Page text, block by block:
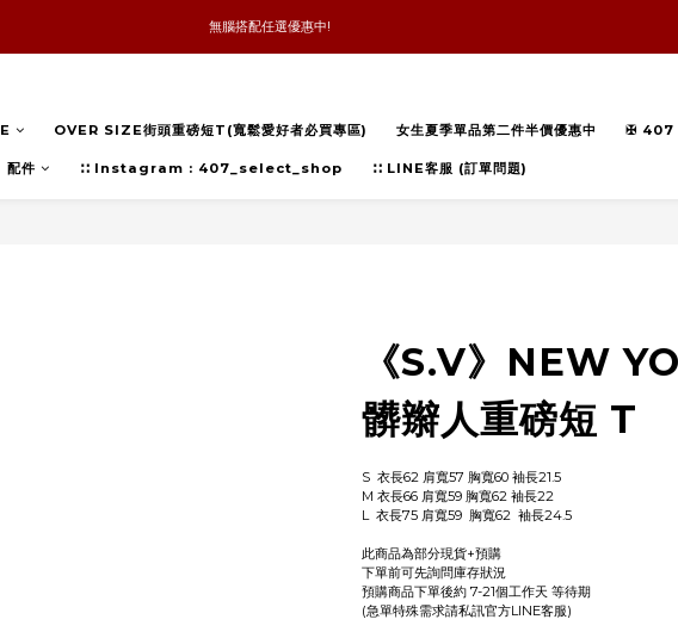
新品優惠任兩件8折
無腦搭配任選優惠中!
新品優惠任兩件8折
OVER SIZE街頭重磅短T(寬鬆愛好者必買專區) 女生夏季單品第二件半價優惠中 ✠ 407
配件 ∷ Instagram : 407_select_shop ∷ LINE客服 (訂單問題)
《S.V》NEW
髒辮人重磅短 T
S  衣長62 肩寬57 胸寬60 袖長21.5
M 衣長66 肩寬59 胸寬62 袖長22
L  衣長75 肩寬59  胸寬62  袖長24.5
此商品為部分現貨+預購
下單前可先詢問庫存狀況
預購商品下單後約 7-21個工作天 等待期
(急單特殊需求請私訊官方LINE客服)